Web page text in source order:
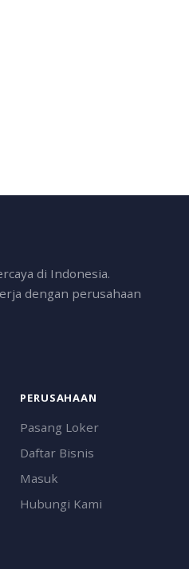
di Indonesia.
dengan perusahaan
PERUSAHAAN
Pasang Loker
Daftar Bisnis
Masuk
Hubungi Kami